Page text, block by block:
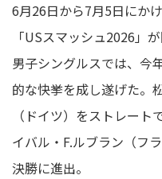
6月26日から7月5日にか
「USスマッシュ2026」
男子シングルスでは、今
的な快挙を成し遂げた。
（ドイツ）をストレー
イバル・F.ルブラン（フ
決勝に進出。